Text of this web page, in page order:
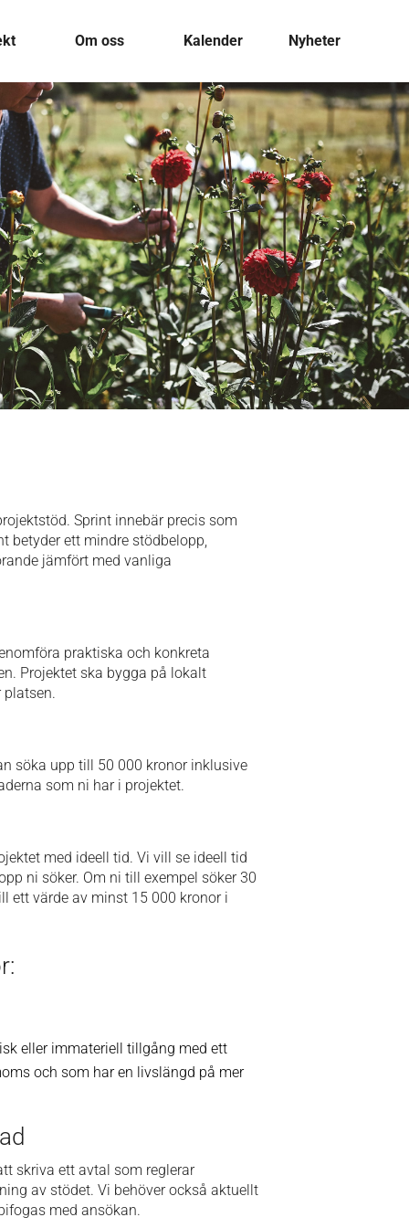
Om oss Kalender Nyheter
Sprint innebär precis som
betyder ett mindre stödbelopp,
jämfört med vanliga
praktiska och konkreta
Projektet ska bygga på lokalt
söka upp till 50 000 kronor inklusive
som ni har i projektet.
med ideell tid. Vi vill se ideell tid
ni söker. Om ni till exempel söker 30
ett värde av minst 15 000 kronor i
eller immateriell tillgång med ett
och som har en livslängd på mer
skriva ett avtal som reglerar
av stödet. Vi behöver också aktuellt
med ansökan.